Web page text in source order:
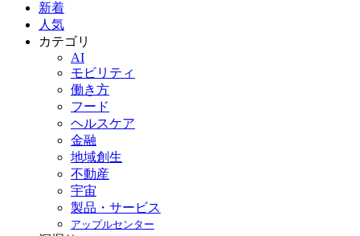
新着
人気
カテゴリ
AI
モビリティ
働き方
フード
ヘルスケア
金融
地域創生
不動産
宇宙
製品・サービス
アップルセンター